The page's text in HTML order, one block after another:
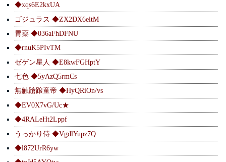
◆xqs6E2kxUA
ゴジュラス ◆ZX2DX6eltM
胃薬 ◆036aFhDFNU
◆rnuK5PIvTM
ゼゲン星人 ◆E8kwFGHptY
七色 ◆5yAzQ5rmCs
無触蹌踉童帝 ◆HyQRiOn/vs
◆EV0X7vG/Uc★
◆4RALeHt2Lppf
うっかり侍 ◆VgdlYupz7Q
◆l872UrR6yw